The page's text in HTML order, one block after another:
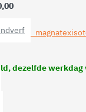
dezelfde